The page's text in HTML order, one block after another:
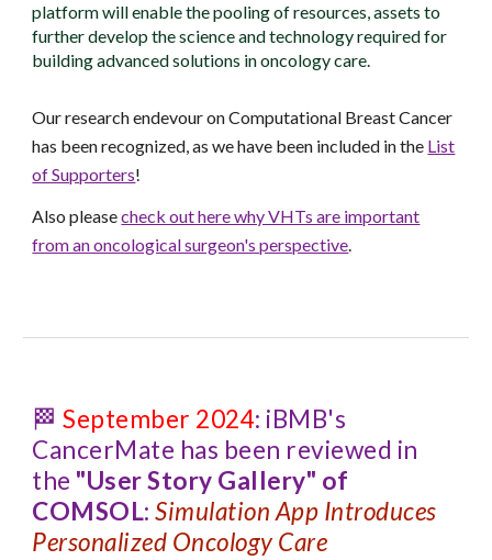
platform will enable the pooling of resources, assets to
further develop the science and technology required for
building advanced solutions inoncologycare.
Our research endevour on Computational Breast Cancer
has been recognized, as we have been included in the List
of Supporters!
Also pleasecheck out here why VHTs are important
from an oncological surgeon's perspective.
🏁September 2024: iBMB's
CancerMate has been reviewed in
the "User Story Gallery" of
COMSOL:Simulation App Introduces
Personalized Oncology Care